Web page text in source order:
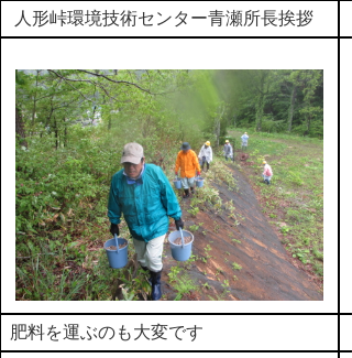
人形峠環境技術センター青瀬所長挨拶
肥料を運ぶのも大変です